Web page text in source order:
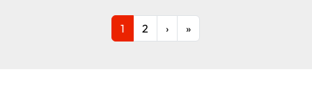
1 2 › »